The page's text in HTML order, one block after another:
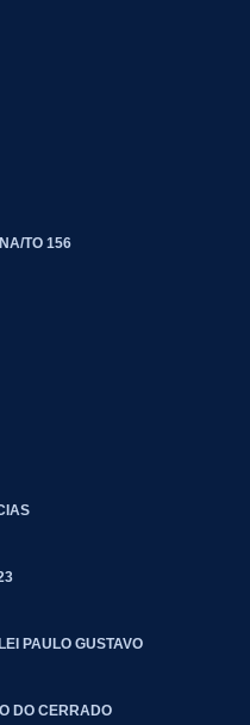
TO 156
PAULO GUSTAVO
DO CERRADO